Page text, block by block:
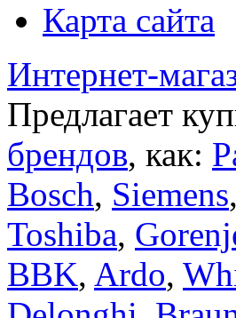
Карта сайта
Интернет-
Предлагает
брендов, как:
Bosch, Siemens,
Toshiba,
BBK, Ardo,